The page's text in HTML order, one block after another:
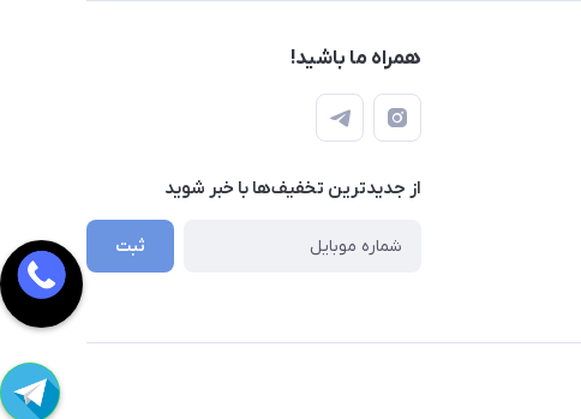
همراه ما باشید!
از جدید‌ترین تخفیف‌ها با‌ خبر شوید
ثبت